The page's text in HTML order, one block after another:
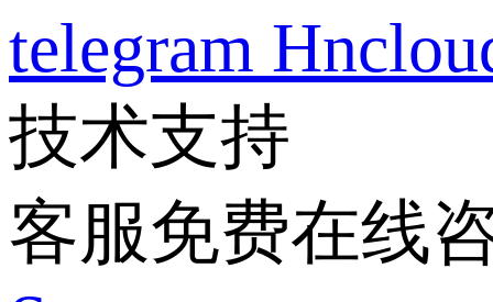
telegram
技术支持
客服免费在线